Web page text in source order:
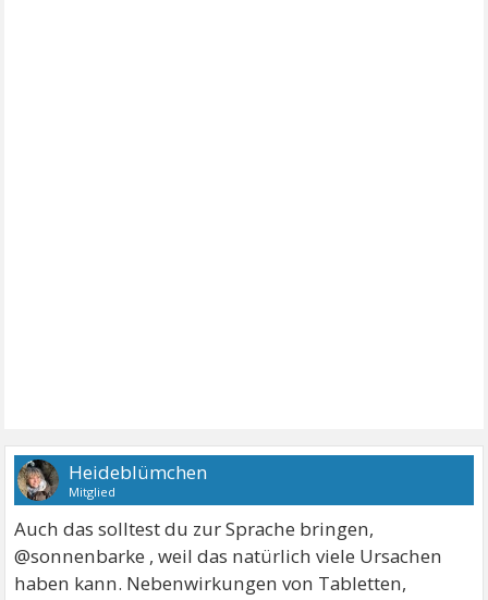
Heideblümchen
Mitglied
Auch das solltest du zur Sprache bringen,
@sonnenbarke , weil das natürlich viele Ursachen
haben kann. Nebenwirkungen von Tabletten,